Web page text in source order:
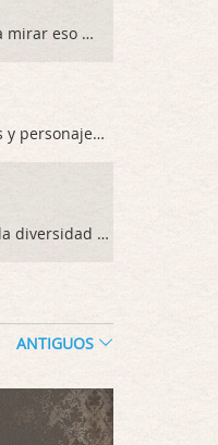
mirar eso …
Pues eso: muertes aburridas y personajes p …
Draghann, las quejas sobre la diversidad s …
respect …
Buena película, buen director y buenos ac …
ANTIGUOS